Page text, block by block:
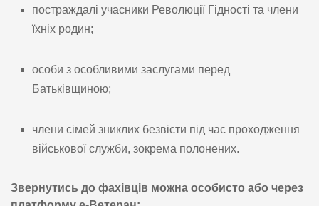
постраждалі учасники Революції Гідності та члени
їхніх родин;
особи з особливими заслугами перед
Батьківщиною;
члени сімей зниклих безвісти під час проходження
військової служби, зокрема полонених.
Звернутись до фахівців можна особисто або через